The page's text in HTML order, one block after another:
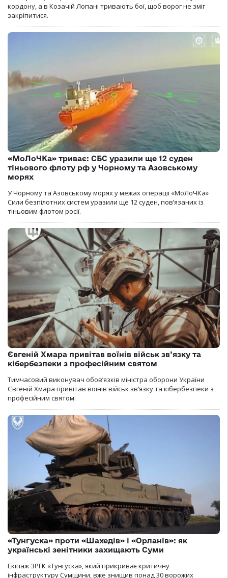
кордону, а в Козачій Лопані тривають бої, щоб ворог не зміг
закріпитися.
«МоЛоЧКа» триває: СБС уразили ще 12 суден
тіньового флоту рф у Чорному та Азовському
морях
У Чорному та Азовському морях у межах операції «МоЛоЧКа»
Сили безпілотних систем уразили ще 12 суден, пов’язаних із
тіньовим флотом росії.
Євгеній Хмара привітав воїнів військ зв’язку та
кібербезпеки з професійним святом
Тимчасовий виконувач обов’язків міністра оборони України
Євгеній Хмара привітав воїнів військ зв’язку та кібербезпеки з
професійним святом.
«Тунгуска» проти «Шахедів» і «Орланів»: як
українські зенітники захищають Суми
Екіпаж ЗРГК «Тунгуска», який прикриває критичну
інфраструктуру Сумщини, вже знищив понад 30 ворожих